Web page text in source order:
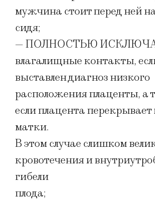
мужчина стоит перед ней
сидя;
— ПОЛНОСТЬЮ
влагалищные контакты,
выставлен диагноз низкого
расположения плаценты, а
если плацента
матки.
В этом случае слишком
кровотечения и
гибели
плода;